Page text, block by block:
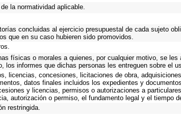
la normatividad aplicable.
concluidas al ejercicio presupuestal de cada sujeto
que en su caso hubieren sido promovidos.
físicas o morales a quienes, por cualquier motivo, se
los informes que dichas personas les entreguen sobre el
licencias, concesiones, licitaciones de obra,
datos finales incluidos los expedientes y
y licencias, permisos o autorizaciones a
autorización o permiso, el fundamento legal y el tiempo
restringida.